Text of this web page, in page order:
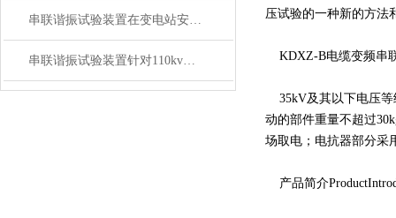
串联谐振试验装置在变电站安全试验注意事项
串联谐振试验装置针对110kv电力变压器短路故障的案例
压试验的一种新的方法
KDXZ-B电缆变频串
35kV及其以下电压等
动的部件重量不超过
场取电；电抗器部分采
产品简介